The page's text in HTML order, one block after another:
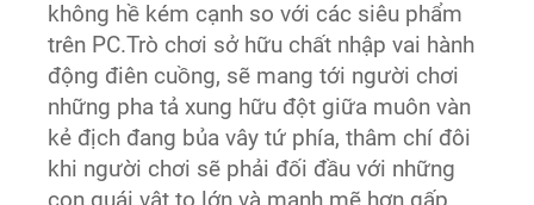
không hề kém cạnh so với các siêu phẩm
trên PC.Trò chơi sở hữu chất nhập vai hành
động điên cuồng, sẽ mang tới người chơi
những pha tả xung hữu đột giữa muôn vàn
kẻ địch đang bủa vây tứ phía, thâm chí đôi
khi người chơi sẽ phải đối đầu với những